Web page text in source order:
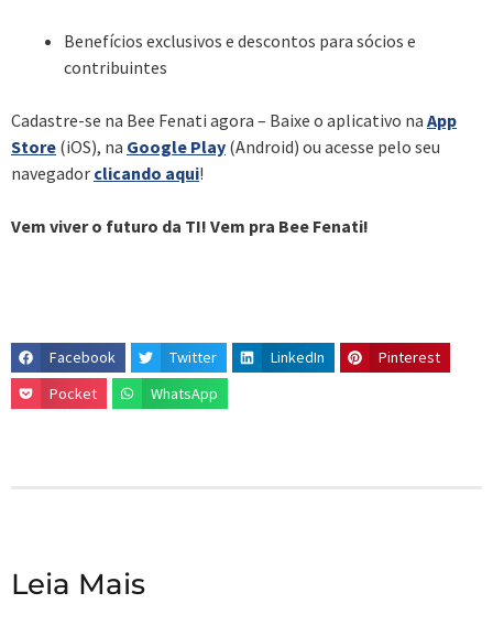
Benefícios exclusivos e descontos para sócios e
contribuintes
Cadastre-se na Bee Fenati agora – Baixe o aplicativo na App
Store (iOS), na Google Play (Android) ou acesse pelo seu
navegador clicando aqui!
Vem viver o futuro da TI! Vem pra Bee Fenati!
Facebook Twitter LinkedIn
Pinterest
Pocket
WhatsApp
Leia Mais